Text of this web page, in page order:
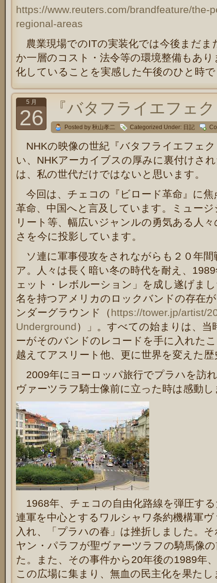
https://www.reuters.com/brandfeature/the-
regional-areas
農業現場でのITの実装化では今後まだま
か一層のコスト・法令等の環境整備もあ
化していることを実感した午後のひと時
5 月
26 『バタフライエフェ
Posted by 秋山孝二 Categorized Under: 日記
NHKの映像の世紀『バタフライエフェ
い、NHKアーカイブスの厚みに裏付けさ
は、私の世代だけではないと思います。
今回は、チェコの『ビロード革命』に
革命、中国へと言及しています。ミュー
リート等、幅広いジャンルの勇気ある人
さを今に投影しています。
ソ連に軍事侵攻をされながらも２０年
ア。人々は長く暗い冬の時代を耐え、
ェット・レボルーション」を成し遂げま
名を持つアメリカのロックバンドの存在
ンダーグラウンド（https://tower.jp/artist/
Underground）」。すべての始まりは、
ーがそのバンドのレコードを手に入れた
越えてアスリート他、更に世界を変えた
2009年にヨーロッパ旅行でプラハを訪
ヴァーツラフ騎士像前に立った時は感動
1968年、チェコの自由化路線を弾圧す
連軍を中心とするワルシャワ条約機構軍
入れ、「プラハの春」は挫折しました。
ヤン・パラフが聖ヴァーツラフの騎馬像
た。また、その事件から20年後の1989年
この広場に集まり、無血の民主化を果た